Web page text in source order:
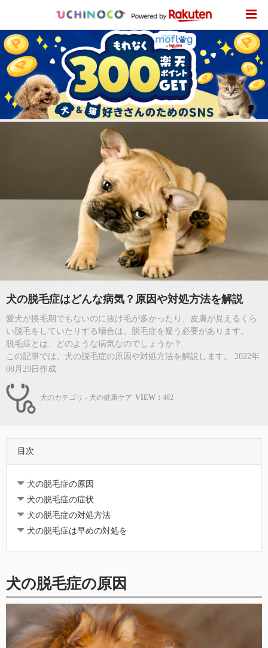
犬の脱毛症はどんな病気？原因や対処方法を解説
愛犬が換毛期でもないのに抜け毛が多かったり、皮膚が見えるくら
い脱毛をしていたりする場合は、脱毛症を疑う必要があります。
脱毛症とは、どのような病気なのでしょうか？
この記事では、犬の脱毛症の原因や対処方法を解説します。 2022年
08月29日作成
犬のカテゴリ - 犬の健康ケア VIEW： 462
目次
犬の脱毛症の原因
犬の脱毛症の症状
犬の脱毛症の対処方法
犬の脱毛症は早めの対処を
犬の脱毛症の原因